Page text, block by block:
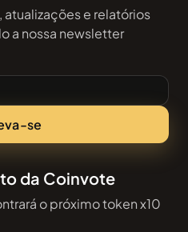
atualizações e relatórios
a nossa newsletter
se
da Coinvote
o próximo token x10